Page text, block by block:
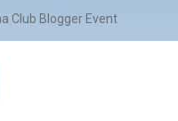
Club Blogger Event